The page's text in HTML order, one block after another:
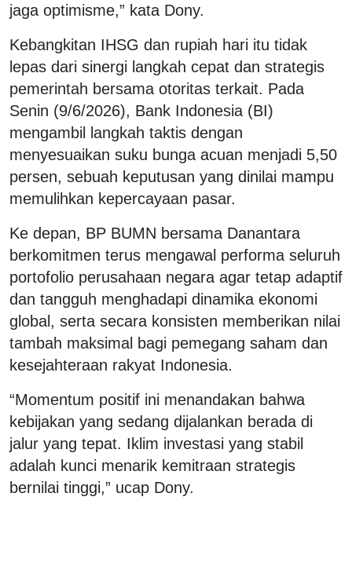
jaga optimisme,” kata Dony.
Kebangkitan IHSG dan rupiah hari itu tidak
lepas dari sinergi langkah cepat dan strategis
pemerintah bersama otoritas terkait. Pada
Senin (9/6/2026), Bank Indonesia (BI)
mengambil langkah taktis dengan
menyesuaikan suku bunga acuan menjadi 5,50
persen, sebuah keputusan yang dinilai mampu
memulihkan kepercayaan pasar.
Ke depan, BP BUMN bersama Danantara
berkomitmen terus mengawal performa seluruh
portofolio perusahaan negara agar tetap adaptif
dan tangguh menghadapi dinamika ekonomi
global, serta secara konsisten memberikan nilai
tambah maksimal bagi pemegang saham dan
kesejahteraan rakyat Indonesia.
“Momentum positif ini menandakan bahwa
kebijakan yang sedang dijalankan berada di
jalur yang tepat. Iklim investasi yang stabil
adalah kunci menarik kemitraan strategis
bernilai tinggi,” ucap Dony.